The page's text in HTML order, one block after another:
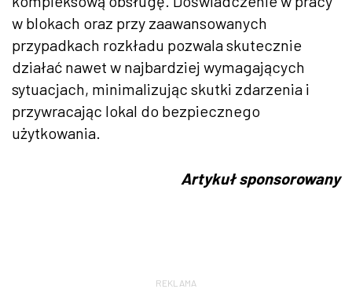
w blokach oraz przy zaawansowanych
przypadkach rozkładu pozwala skutecznie
działać nawet w najbardziej wymagających
sytuacjach, minimalizując skutki zdarzenia i
przywracając lokal do bezpiecznego
użytkowania.
Artykuł sponsorowany
REKLAMA